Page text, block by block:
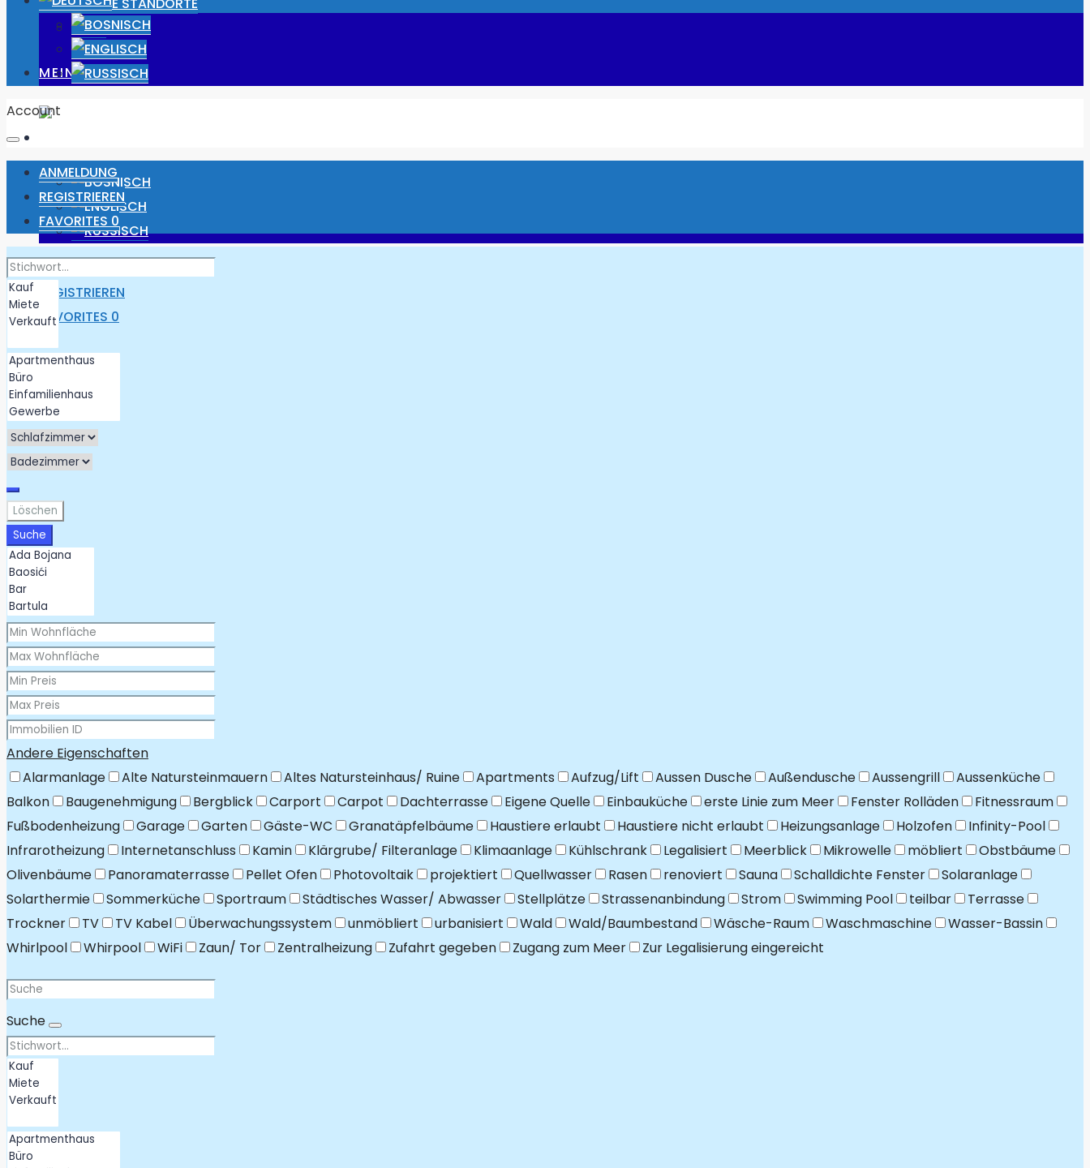
JOBS
MEIN PROFIL
ANMELDUNG
REGISTRIEREN
FAVORITES 0
Account
ANMELDUNG
REGISTRIEREN
FAVORITES 0
Löschen
Suche
Andere Eigenschaften
Alarmanlage
Alte Natursteinmauern Altes Natursteinhaus/ Ruine Apartments Aufzug/Lift Aussen Dusche Außendusche Aussengrill
Aussenküche
Balkon
Baugenehmigung Bergblick Carport Carpot Dachterrasse Eigene Quelle Einbauküche erste Linie zum Meer Fenster Rolläden
Fitnessraum
Fußbodenheizung
Garage Garten Gäste-WC Granatäpfelbäume Haustiere erlaubt Haustiere nicht erlaubt Heizungsanlage Holzofen
Infinity-Pool
Infrarotheizung
Internetanschluss Kamin Klärgrube/ Filteranlage Klimaanlage Kühlschrank Legalisiert Meerblick Mikrowelle möbliert
Obstbäume
Olivenbäume
Panoramaterrasse Pellet Ofen Photovoltaik projektiert Quellwasser Rasen renoviert Sauna Schalldichte Fenster
Solaranlage
Solarthermie
Sommerküche Sportraum Städtisches Wasser/ Abwasser Stellplätze Strassenanbindung Strom Swimming Pool teilbar
Terrasse
Trockner
TV TV Kabel Überwachungssystem unmöbliert urbanisiert Wald Wald/Baumbestand Wäsche-Raum Waschmaschine
Wasser-Bassin
Whirlpool
Whirpool WiFi Zaun/ Tor Zentralheizung Zufahrt gegeben Zugang zum Meer Zur Legalisierung eingereicht
Suche